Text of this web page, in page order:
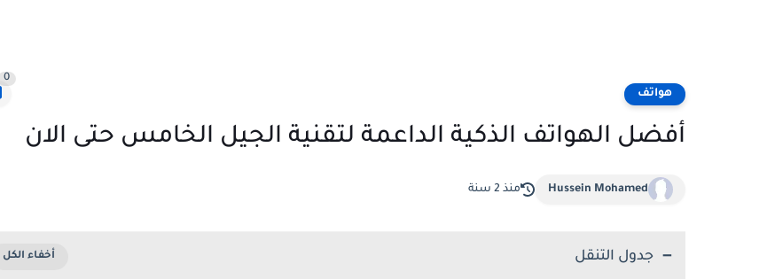
هواتف
0
أفضل الهواتف الذكية الداعمة لتقنية الجيل الخامس حتى الان
Hussein Mohamed منذ 2 سنة
جدول التنقل